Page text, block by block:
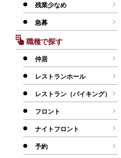
残業少なめ
急募
職種で探す
仲居
レストランホール
レストラン（バイキング）
フロント
ナイトフロント
予約